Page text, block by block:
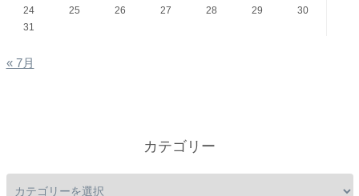
24
25 26 27 28 29
30
31
« 7月
カテゴリー